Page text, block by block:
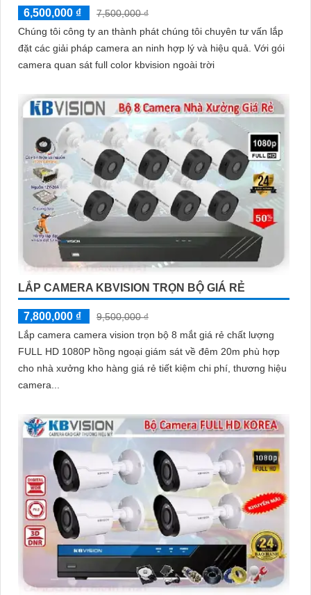
6,500,000 ₫
7,500,000 ₫
Chúng tôi công ty an thành phát chúng tôi chuyên tư vấn lắp
đặt các giải pháp camera an ninh hợp lý và hiệu quả. Với gói
camera quan sát full color kbvision ngoài trời
LẮP CAMERA KBVISION TRỌN BỘ GIÁ RẺ
7,800,000 ₫
9,500,000 ₫
Lắp camera camera vision trọn bộ 8 mắt giá rẻ chất lượng
FULL HD 1080P hồng ngoại giám sát về đêm 20m phù hợp
cho nhà xưởng kho hàng giá rẻ tiết kiệm chi phí, thương hiệu
camera...